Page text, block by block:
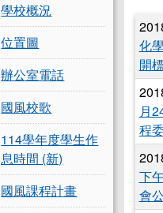
學校概況
位置圖
辦公室電話
國風校歌
114學年度學生作
息時間 (新)
國風課程計畫
化
開
月
程
下
會